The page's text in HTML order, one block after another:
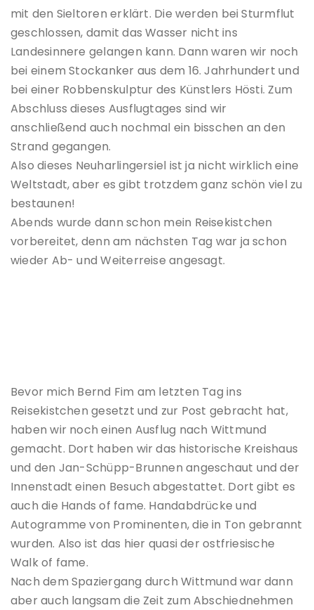
mit den Sieltoren erklärt. Die werden bei Sturmflut
geschlossen, damit das Wasser nicht ins
Landesinnere gelangen kann. Dann waren wir noch
bei einem Stockanker aus dem 16. Jahrhundert und
bei einer Robbenskulptur des Künstlers Hösti. Zum
Abschluss dieses Ausflugtages sind wir
anschließend auch nochmal ein bisschen an den
Strand gegangen.
Also dieses Neuharlingersiel ist ja nicht wirklich eine
Weltstadt, aber es gibt trotzdem ganz schön viel zu
bestaunen!
Abends wurde dann schon mein Reisekistchen
vorbereitet, denn am nächsten Tag war ja schon
wieder Ab- und Weiterreise angesagt.
Bevor mich Bernd Fim am letzten Tag ins
Reisekistchen gesetzt und zur Post gebracht hat,
haben wir noch einen Ausflug nach Wittmund
gemacht. Dort haben wir das historische Kreishaus
und den Jan-Schüpp-Brunnen angeschaut und der
Innenstadt einen Besuch abgestattet. Dort gibt es
auch die Hands of fame. Handabdrücke und
Autogramme von Prominenten, die in Ton gebrannt
wurden. Also ist das hier quasi der ostfriesische
Walk of fame.
Nach dem Spaziergang durch Wittmund war dann
aber auch langsam die Zeit zum Abschiednehmen